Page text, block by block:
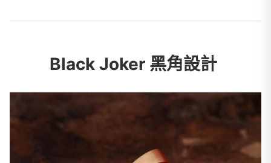
Black Joker 黑角設計